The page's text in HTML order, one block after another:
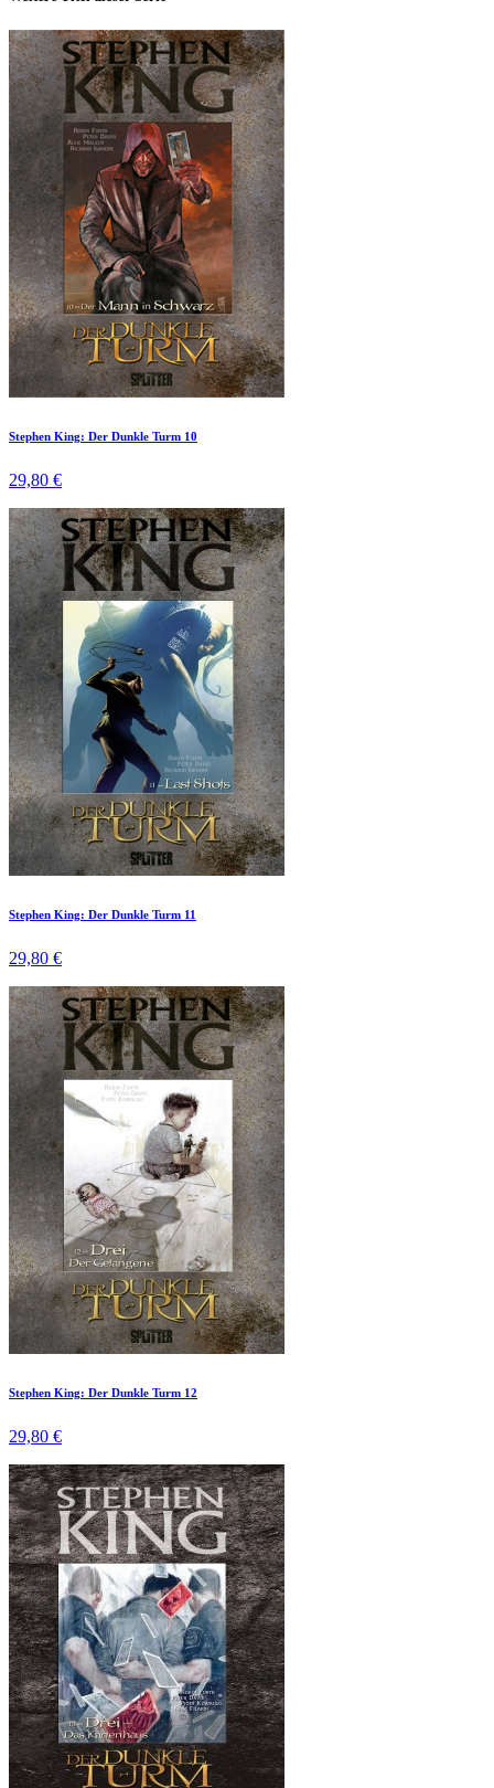
Stephen King: Der Dunkle Turm 10
29,80 €
Stephen King: Der Dunkle Turm 11
29,80 €
Stephen King: Der Dunkle Turm 12
29,80 €